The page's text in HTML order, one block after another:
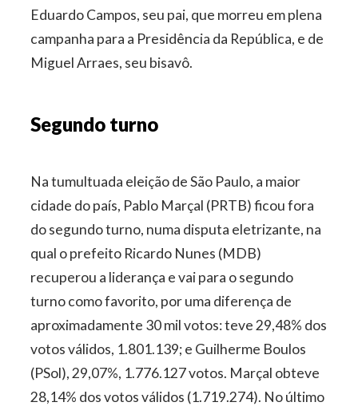
Eduardo Campos, seu pai, que morreu em plena
campanha para a Presidência da República, e de
Miguel Arraes, seu bisavô.
Segundo turno
Na tumultuada eleição de São Paulo, a maior
cidade do país, Pablo Marçal (PRTB) ficou fora
do segundo turno, numa disputa eletrizante, na
qual o prefeito Ricardo Nunes (MDB)
recuperou a liderança e vai para o segundo
turno como favorito, por uma diferença de
aproximadamente 30 mil votos: teve 29,48% dos
votos válidos, 1.801.139; e Guilherme Boulos
(PSol), 29,07%, 1.776.127 votos. Marçal obteve
28,14% dos votos válidos (1.719.274). No último